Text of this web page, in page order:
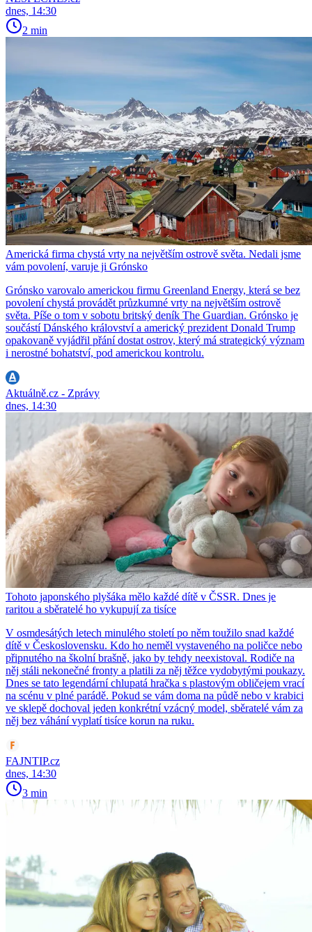
dnes, 14:30
2 min
Americká firma chystá vrty na největším ostrově světa. Nedali jsme
vám povolení, varuje ji Grónsko
Grónsko varovalo americkou firmu Greenland Energy, která se bez
povolení chystá provádět průzkumné vrty na největším ostrově
světa. Píše o tom v sobotu britský deník The Guardian. Grónsko je
součástí Dánského království a americký prezident Donald Trump
opakovaně vyjádřil přání dostat ostrov, který má strategický význam
i nerostné bohatství, pod americkou kontrolu.
Aktuálně.cz - Zprávy
dnes, 14:30
Tohoto japonského plyšáka mělo každé dítě v ČSSR. Dnes je
raritou a sběratelé ho vykupují za tisíce
V osmdesátých letech minulého století po něm toužilo snad každé
dítě v Československu. Kdo ho neměl vystaveného na poličce nebo
připnutého na školní brašně, jako by tehdy neexistoval. Rodiče na
něj stáli nekonečné fronty a platili za něj těžce vydobytými poukazy.
Dnes se tato legendární chlupatá hračka s plastovým obličejem vrací
na scénu v plné parádě. Pokud se vám doma na půdě nebo v krabici
ve sklepě dochoval jeden konkrétní vzácný model, sběratelé vám za
něj bez váhání vyplatí tisíce korun na ruku.
FAJNTIP.cz
dnes, 14:30
3 min